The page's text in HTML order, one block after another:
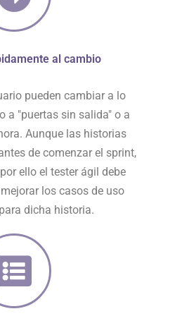
al cambio
pueden cambiar a lo
a "puertas sin salida" o a
Aunque las historias
de comenzar el sprint,
ello el tester ágil debe
los casos de uso
dicha historia.